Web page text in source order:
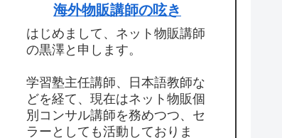
海外物販講師の呟き
はじめまして、ネット物販講師
の黒澤と申します。
学習塾主任講師、日本語教師な
どを経て、現在はネット物販個
別コンサル講師を務めつつ、セ
ラーとしても活動しておりま